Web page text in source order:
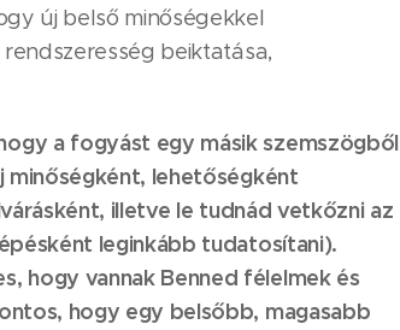
új belső minőségekkel
beiktatása,
a fogyást egy másik szemszögből
minőségként, lehetőségként
illetve le tudnád vetkőzni az
leginkább tudatosítani).
hogy vannak Benned félelmek és
hogy egy belsőbb, magasabb